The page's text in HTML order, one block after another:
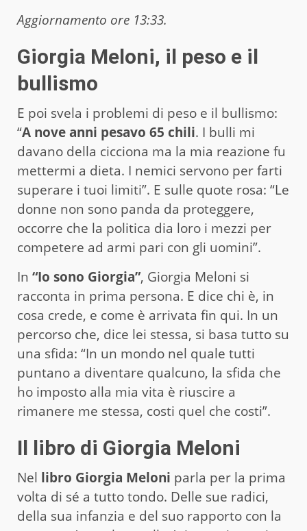
Aggiornamento ore 13:33.
Giorgia Meloni, il peso e il
bullismo
E poi svela i problemi di peso e il bullismo:
“A nove anni pesavo 65 chili. I bulli mi
davano della cicciona ma la mia reazione fu
mettermi a dieta. I nemici servono per farti
superare i tuoi limiti”. E sulle quote rosa: “Le
donne non sono panda da proteggere,
occorre che la politica dia loro i mezzi per
competere ad armi pari con gli uomini”.
In “Io sono Giorgia”, Giorgia Meloni si
racconta in prima persona. E dice chi è, in
cosa crede, e come è arrivata fin qui. In un
percorso che, dice lei stessa, si basa tutto su
una sfida: “In un mondo nel quale tutti
puntano a diventare qualcuno, la sfida che
ho imposto alla mia vita è riuscire a
rimanere me stessa, costi quel che costi”.
Il libro di Giorgia Meloni
Nel libro Giorgia Meloni parla per la prima
volta di sé a tutto tondo. Delle sue radici,
della sua infanzia e del suo rapporto con la